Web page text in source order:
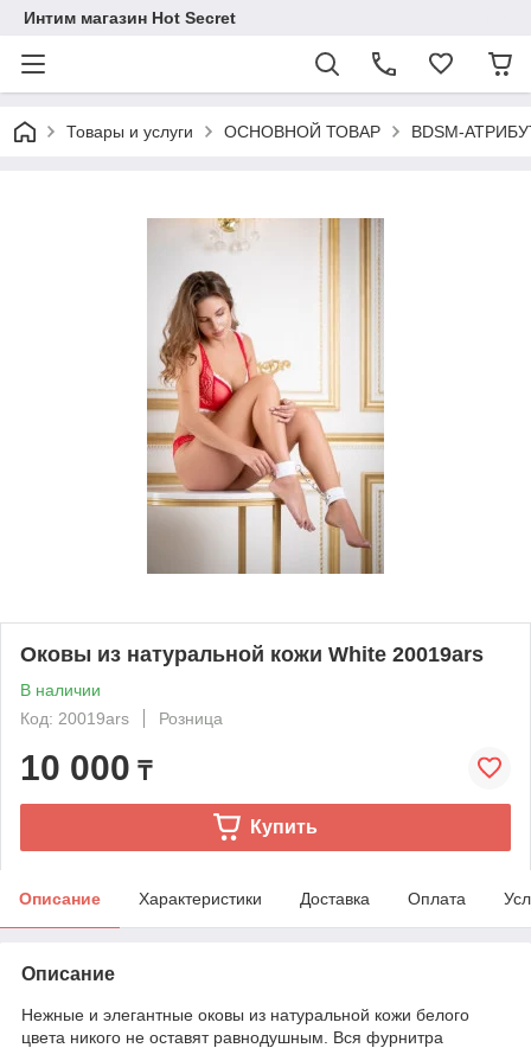
Интим магазин Hot Secret
Товары и услуги ОСНОВНОЙ ТОВАР BDSM-
Оковы из натуральной кожи White 20019ars
В наличии
Код: 20019ars
Розница
10 000 ₸
Купить
Описание Характеристики Доставка Оплата
Описание
Нежные и элегантные оковы из натуральной кожи белого
цвета никого не оставят равнодушным. Вся фурнитра